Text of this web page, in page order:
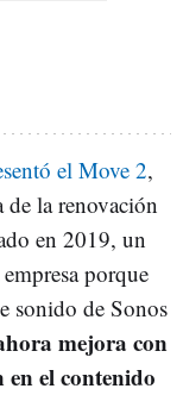
el Move 2,
de la renovación
en 2019, un
porque
sonido de Sonos
mejora con
el contenido